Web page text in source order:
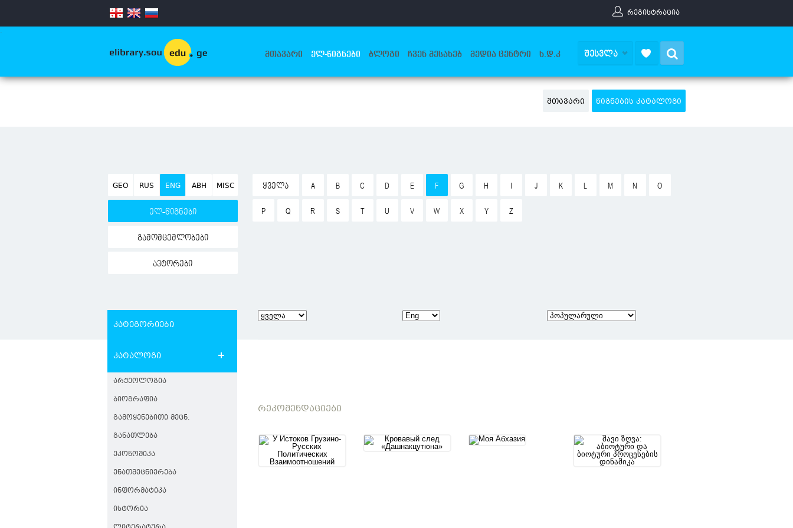
ᲠᲔᲒᲘᲡᲢᲠᲐᲪᲘᲐ
.
ᲛᲗᲐᲕᲐᲠᲘ ᲔᲚ-ᲬᲘᲒᲜᲔᲑᲘ ᲑᲚᲝᲒᲘ ᲩᲕᲔᲜ ᲨᲔᲡᲐᲮᲔᲑ ᲛᲔᲓᲘᲐ ᲪᲔᲜᲢᲠᲘ Ხ.Დ.Კ ᲨᲔᲡᲕᲚᲐ
ᲛᲗᲐᲕᲐᲠᲘ ᲬᲘᲒᲜᲔᲑᲘᲡ ᲙᲐᲢᲐᲚᲝᲒᲘ
GEO RUS ENG ABH MISC
ელ-წიგნები
გამომცემლობები
ავტორები
ᲧᲕᲔᲚᲐ A B C D E F G H J K L M N O
P Q R S T U V W X Y Z
კატეგორიები
კატალოგი
ᲐᲠᲥᲔᲝᲚᲝᲒᲘᲐ
ᲑᲘᲝᲒᲠᲐᲤᲘᲐ
ᲒᲐᲛᲝᲧᲔᲜᲔᲑᲘᲗᲘ ᲛᲔᲪᲜ.
ᲒᲐᲜᲐᲗᲚᲔᲑᲐ
ᲔᲙᲝᲜᲝᲛᲘᲙᲐ
ᲔᲜᲐᲗᲛᲔᲪᲜᲘᲔᲠᲔᲑᲐ
ᲘᲜᲤᲝᲠᲛᲐᲢᲘᲙᲐ
ᲘᲡᲢᲝᲠᲘᲐ
ᲠᲔᲙᲝᲛᲔᲜᲓᲐᲪᲘᲔᲑᲘ